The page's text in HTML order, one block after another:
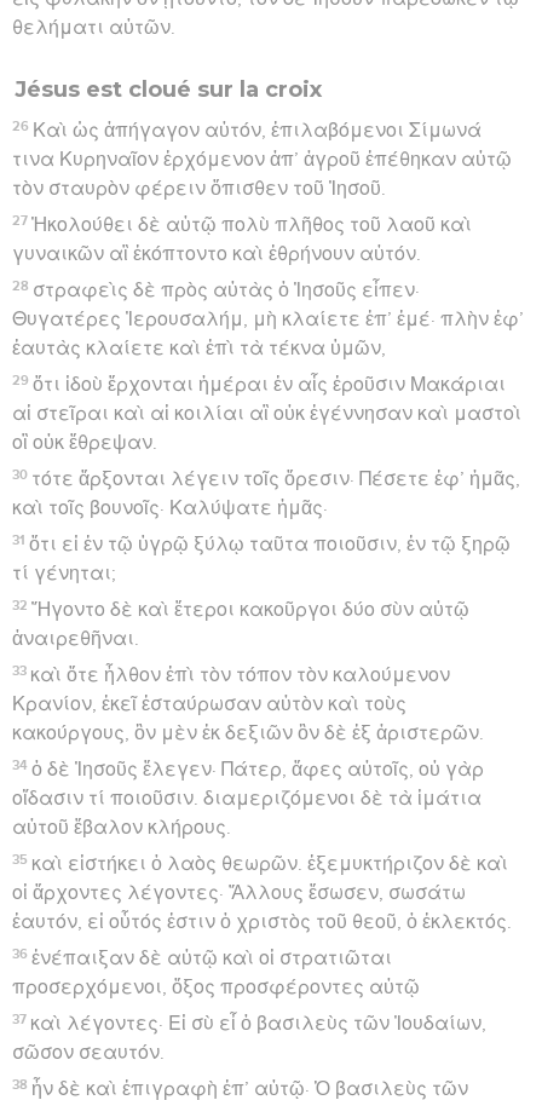
θελήματι αὐτῶν.
Jésus est cloué sur la croix
26 Καὶ ὡς ἀπήγαγον αὐτόν, ἐπιλαβόμενοι Σίμωνά
τινα Κυρηναῖον ἐρχόμενον ἀπ’ ἀγροῦ ἐπέθηκαν αὐτῷ
τὸν σταυρὸν φέρειν ὄπισθεν τοῦ Ἰησοῦ.
27 Ἠκολούθει δὲ αὐτῷ πολὺ πλῆθος τοῦ λαοῦ καὶ
γυναικῶν αἳ ἐκόπτοντο καὶ ἐθρήνουν αὐτόν.
28 στραφεὶς δὲ πρὸς αὐτὰς ὁ Ἰησοῦς εἶπεν·
Θυγατέρες Ἰερουσαλήμ, μὴ κλαίετε ἐπ’ ἐμέ· πλὴν ἐφ’
ἑαυτὰς κλαίετε καὶ ἐπὶ τὰ τέκνα ὑμῶν,
29 ὅτι ἰδοὺ ἔρχονται ἡμέραι ἐν αἷς ἐροῦσιν Μακάριαι
αἱ στεῖραι καὶ αἱ κοιλίαι αἳ οὐκ ἐγέννησαν καὶ μαστοὶ
οἳ οὐκ ἔθρεψαν.
30 τότε ἄρξονται λέγειν τοῖς ὄρεσιν· Πέσετε ἐφ’ ἡμᾶς,
καὶ τοῖς βουνοῖς· Καλύψατε ἡμᾶς·
31 ὅτι εἰ ἐν τῷ ὑγρῷ ξύλῳ ταῦτα ποιοῦσιν, ἐν τῷ ξηρῷ
τί γένηται;
32 Ἤγοντο δὲ καὶ ἕτεροι κακοῦργοι δύο σὺν αὐτῷ
ἀναιρεθῆναι.
33 καὶ ὅτε ἦλθον ἐπὶ τὸν τόπον τὸν καλούμενον
Κρανίον, ἐκεῖ ἐσταύρωσαν αὐτὸν καὶ τοὺς
κακούργους, ὃν μὲν ἐκ δεξιῶν ὃν δὲ ἐξ ἀριστερῶν.
34 ὁ δὲ Ἰησοῦς ἔλεγεν· Πάτερ, ἄφες αὐτοῖς, οὐ γὰρ
οἴδασιν τί ποιοῦσιν. διαμεριζόμενοι δὲ τὰ ἱμάτια
αὐτοῦ ἔβαλον κλήρους.
35 καὶ εἱστήκει ὁ λαὸς θεωρῶν. ἐξεμυκτήριζον δὲ καὶ
οἱ ἄρχοντες λέγοντες· Ἄλλους ἔσωσεν, σωσάτω
ἑαυτόν, εἰ οὗτός ἐστιν ὁ χριστὸς τοῦ θεοῦ, ὁ ἐκλεκτός.
36 ἐνέπαιξαν δὲ αὐτῷ καὶ οἱ στρατιῶται
προσερχόμενοι, ὄξος προσφέροντες αὐτῷ
37 καὶ λέγοντες· Εἰ σὺ εἶ ὁ βασιλεὺς τῶν Ἰουδαίων,
σῶσον σεαυτόν.
38 ἦν δὲ καὶ ἐπιγραφὴ ἐπ’ αὐτῷ· Ὁ βασιλεὺς τῶν